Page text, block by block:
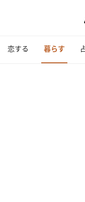
恋する 暮らす